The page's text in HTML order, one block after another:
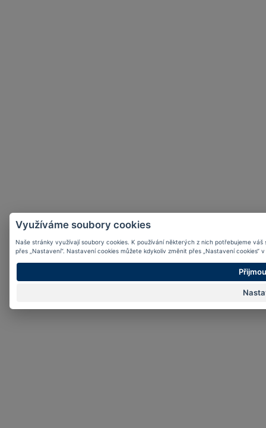
Využíváme soubory cookies
Naše stránky využívají soubory cookies. K používání některých z nich potřebujeme
přes „Nastavení“. Nastavení cookies můžete kdykoliv změnit přes „Nastavení